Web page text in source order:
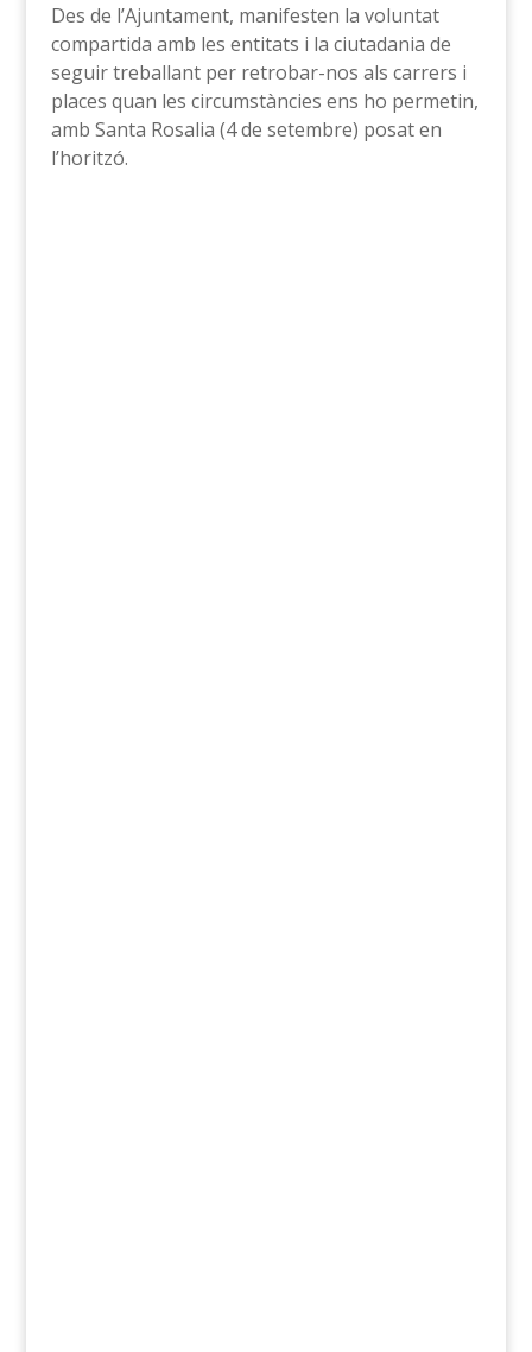
Des de l’Ajuntament, manifesten la voluntat
compartida amb les entitats i la ciutadania de
seguir treballant per retrobar-nos als carrers i
places quan les circumstàncies ens ho permetin,
amb Santa Rosalia (4 de setembre) posat en
l’horitzó.